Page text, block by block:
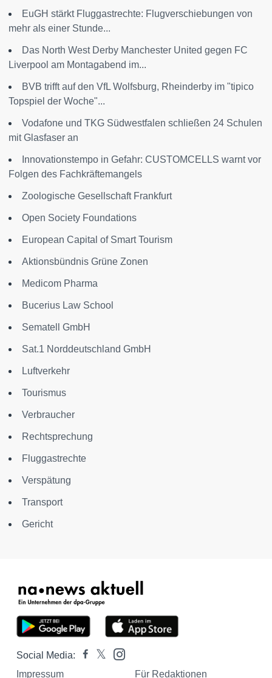
EuGH stärkt Fluggastrechte: Flugverschiebungen von
mehr als einer Stunde...
Das North West Derby Manchester United gegen FC
Liverpool am Montagabend im...
BVB trifft auf den VfL Wolfsburg, Rheinderby im "tipico
Topspiel der Woche"...
Vodafone und TKG Südwestfalen schließen 24 Schulen
mit Glasfaser an
Innovationstempo in Gefahr: CUSTOMCELLS warnt vor
Folgen des Fachkräftemangels
Zoologische Gesellschaft Frankfurt
Open Society Foundations
European Capital of Smart Tourism
Aktionsbündnis Grüne Zonen
Medicom Pharma
Bucerius Law School
Sematell GmbH
Sat.1 Norddeutschland GmbH
Luftverkehr
Tourismus
Verbraucher
Rechtsprechung
Fluggastrechte
Verspätung
Transport
Gericht
Social Media:
Impressum
Für Redaktionen